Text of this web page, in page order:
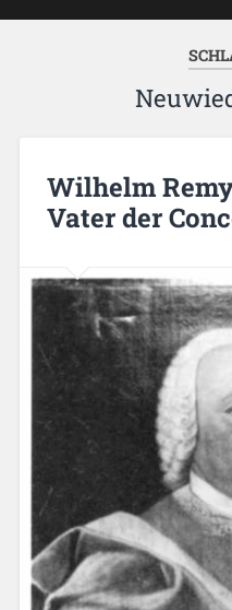
Wilhelm
Vater der